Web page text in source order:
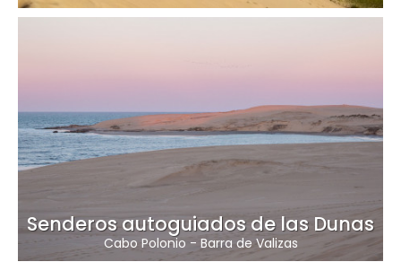
Senderos autoguiados de las Dunas
Cabo Polonio - Barra de Valizas